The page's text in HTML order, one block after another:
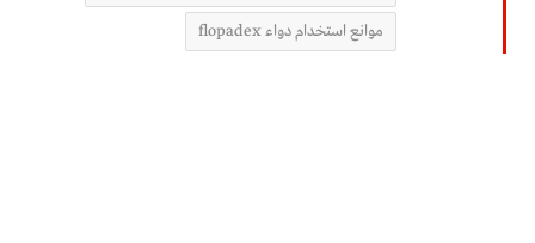
موانع استخدام دواء flopadex